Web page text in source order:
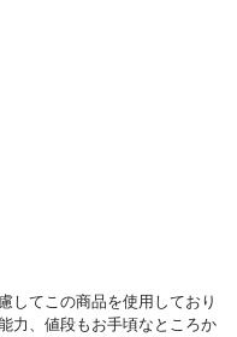
してこの商品を使用しており
力、値段もお手頃なところか